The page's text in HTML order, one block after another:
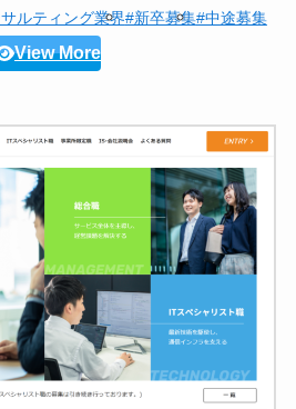
ルティング業界#新卒募集#中途募集
View More